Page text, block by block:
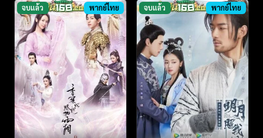
จบแล้ว พากย์ไทย จบแล้ว พากย์ไทย